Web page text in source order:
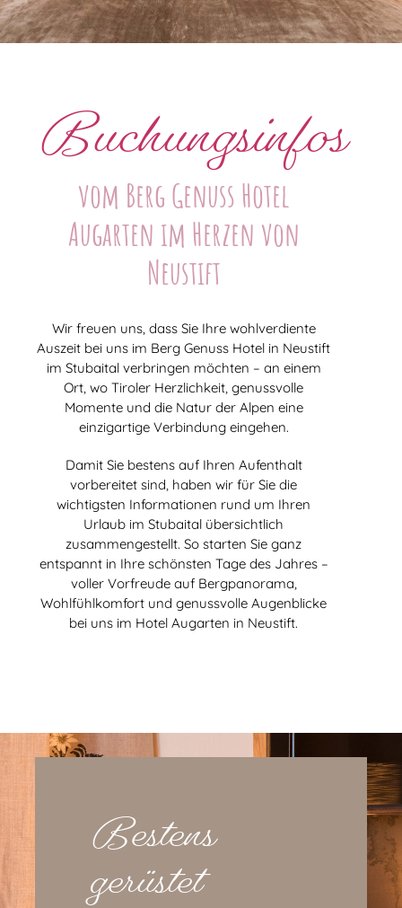
Buchungsinfos
vom Berg Genuss Hotel
Augarten im Herzen von
Neustift
Wir freuen uns, dass Sie Ihre wohlverdiente
Auszeit bei uns im Berg Genuss Hotel in Neustift
im Stubaital verbringen möchten – an einem
Ort, wo Tiroler Herzlichkeit, genussvolle
Momente und die Natur der Alpen eine
einzigartige Verbindung eingehen.
Damit Sie bestens auf Ihren Aufenthalt
vorbereitet sind, haben wir für Sie die
wichtigsten Informationen rund um Ihren
Urlaub im Stubaital übersichtlich
zusammengestellt. So starten Sie ganz
entspannt in Ihre schönsten Tage des Jahres –
voller Vorfreude auf Bergpanorama,
Wohlfühlkomfort und genussvolle Augenblicke
bei uns im Hotel Augarten in Neustift.
Bestens
gerüstet